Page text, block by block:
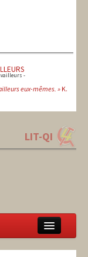
-
eux-mêmes. »K.
LIT-QI